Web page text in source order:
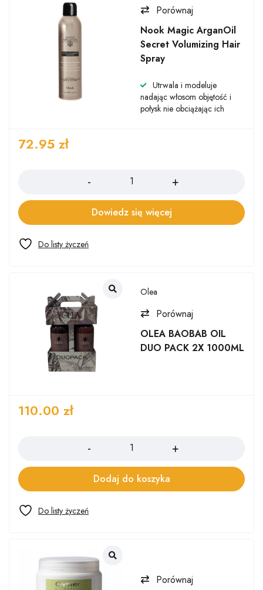
Porównaj
Nook Magic ArganOil
Secret Volumizing Hair
Spray
Utrwala i modeluje
nadając włosom objętość i
połysk nie obciążając ich
72.95 zł
Dowiedz się więcej
Olea
Porównaj
OLEA BAOBAB OIL
DUO PACK 2X 1000ML
110.00 zł
Dodaj do koszyka
Porównaj